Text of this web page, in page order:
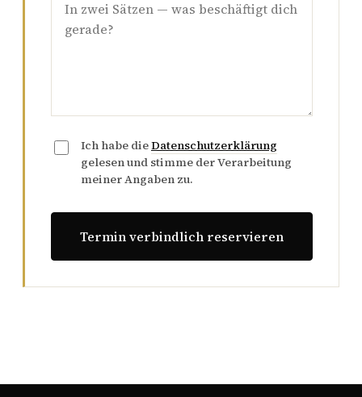
Ich habe dieDatenschutzerklärung
gelesen und stimme der Verarbeitung
meiner Angaben zu.
Termin verbindlich reservieren